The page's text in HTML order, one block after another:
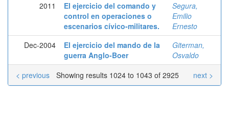
2011
El ejercicio del comando y
control en operaciones o
escenarios cívico-militares.
Segura,
Emilio
Ernesto
Dec-2004
El ejercicio del mando de la
guerra Anglo-Boer
Giterman,
Osvaldo
Showing results 1024 to 1043 of 2925
< previous next >